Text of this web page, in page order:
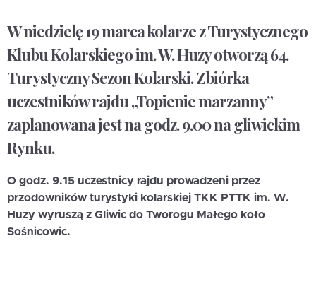
W niedzielę 19 marca kolarze z Turystycznego
Klubu Kolarskiego im. W. Huzy otworzą 64.
Turystyczny Sezon Kolarski. Zbiórka
uczestników rajdu „Topienie marzanny”
zaplanowana jest na godz. 9.00 na gliwickim
Rynku.
O godz. 9.15 uczestnicy rajdu prowadzeni przez
przodowników turystyki kolarskiej TKK PTTK im. W.
Huzy wyruszą z Gliwic do Tworogu Małego koło
Sośnicowic.